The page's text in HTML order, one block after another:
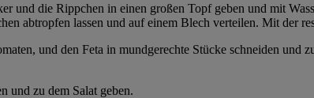
und die Rippchen in einen großen Topf geben und mit
abtropfen lassen und auf einem Blech verteilen. Mit der
und den Feta in mundgerechte Stücke schneiden und
und zu dem Salat geben.